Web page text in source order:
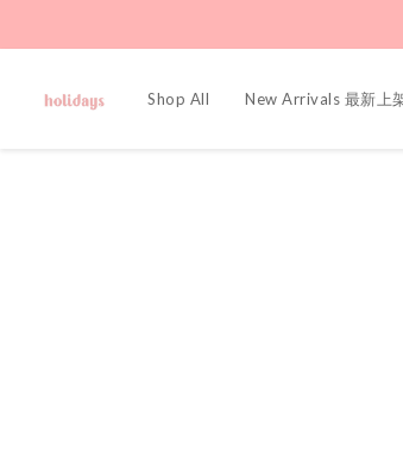
Shop All New Arrivals 最新上